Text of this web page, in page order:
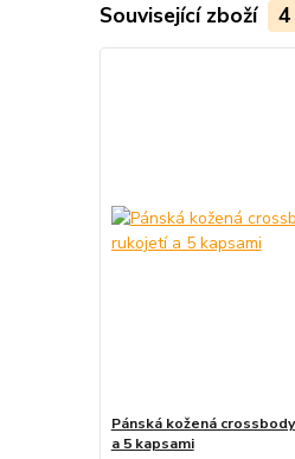
Související zboží 4
Pánská kožená
a 5 kapsami